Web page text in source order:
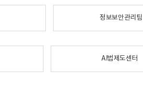
정보보안관리팀
AI법제도센터